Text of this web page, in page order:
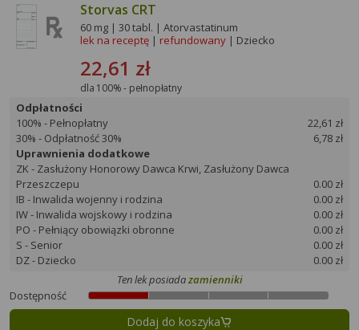
Storvas CRT
60 mg | 30 tabl. | Atorvastatinum
lek na receptę | refundowany | Dziecko
22,61 zł
dla 100% - pełnopłatny
Dostępność
Odpłatności
100% - Pełnopłatny
22,61 zł
30% - Odpłatność 30%
6,78 zł
Uprawnienia dodatkowe
ZK - Zasłużony Honorowy Dawca Krwi, Zasłużony Dawca
Przeszczepu
0.00 zł
IB - Inwalida wojenny i rodzina
0.00 zł
IW - Inwalida wojskowy i rodzina
0.00 zł
PO - Pełniący obowiązki obronne
0.00 zł
S - Senior
0.00 zł
DZ - Dziecko
0.00 zł
Ten lek posiadazamienniki
Dodaj do koszyka